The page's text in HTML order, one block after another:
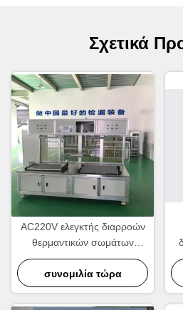
Σχετικά
AC220V ελεγκτής διαρροών
θερμαντικών σωμάτων
πίεσης δοκιμής, ελεγκτής
διαρροών αέρα αεροστεγής
συνομιλία τώρα